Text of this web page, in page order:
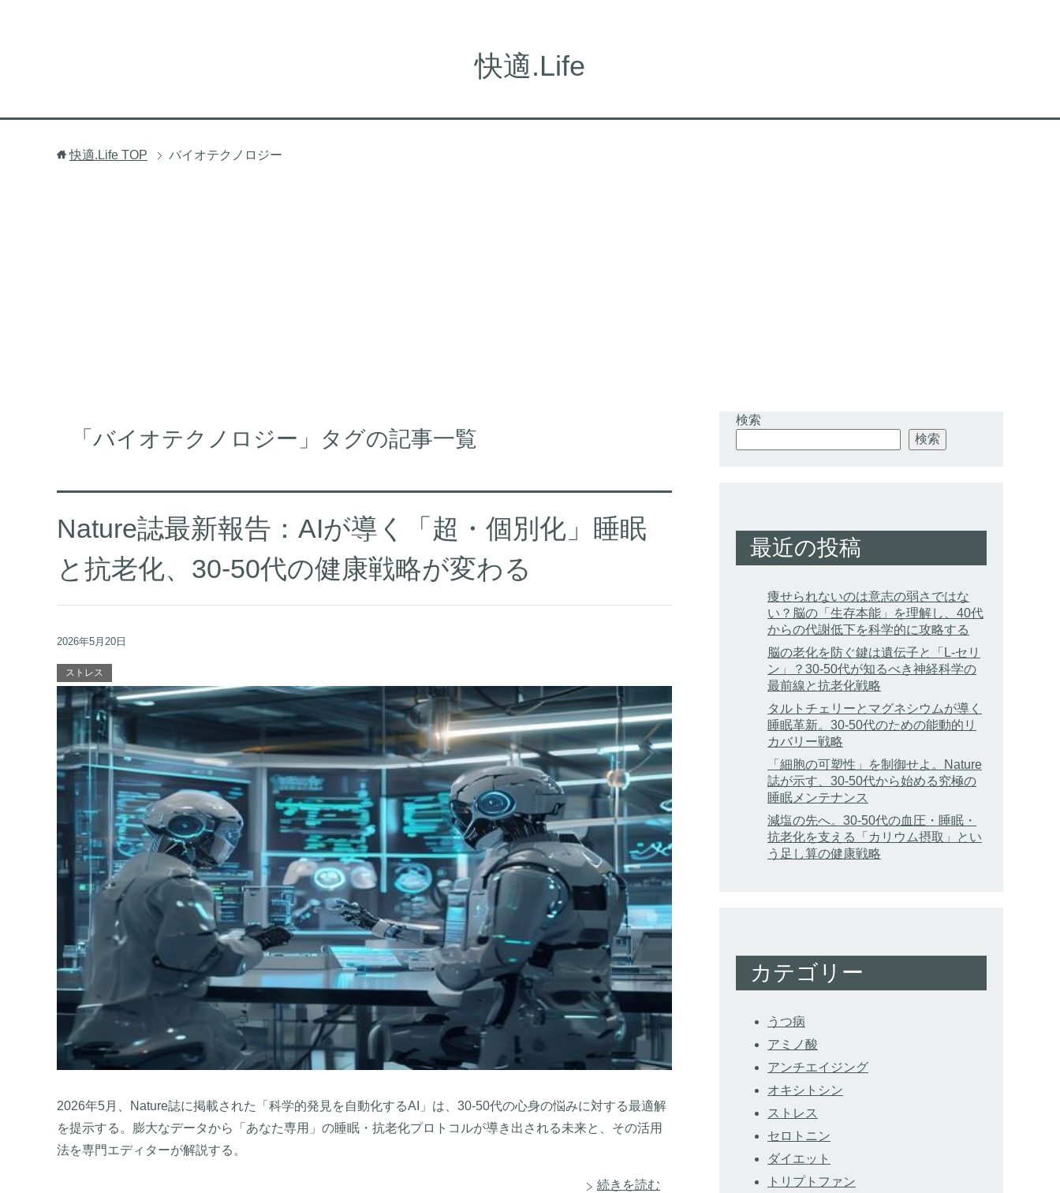
快適.Life
快適.Life TOP バイオテクノロジー
「バイオテクノロジー」タグの記事一覧
Nature誌最新報告：AIが導く「超・個別化」睡眠
と抗老化、30-50代の健康戦略が変わる
2026年5月20日
ストレス
2026年5月、Nature誌に掲載された「科学的発見を自動化するAI」は、30-50代の心身の悩みに対する最適解
を提示する。膨大なデータから「あなた専用」の睡眠・抗老化プロトコルが導き出される未来と、その活用
法を専門エディターが解説する。
続きを読む
検索
検索
最近の投稿
痩せられないのは意志の弱さではな
い？脳の「生存本能」を理解し、40代
からの代謝低下を科学的に攻略する
脳の老化を防ぐ鍵は遺伝子と「L-セリ
ン」？30-50代が知るべき神経科学の
最前線と抗老化戦略
タルトチェリーとマグネシウムが導く
睡眠革新。30-50代のための能動的リ
カバリー戦略
「細胞の可塑性」を制御せよ。Nature
誌が示す、30-50代から始める究極の
睡眠メンテナンス
減塩の先へ。30-50代の血圧・睡眠・
抗老化を支える「カリウム摂取」とい
う足し算の健康戦略
カテゴリー
うつ病
アミノ酸
アンチエイジング
オキシトシン
ストレス
セロトニン
ダイエット
トリプトファン